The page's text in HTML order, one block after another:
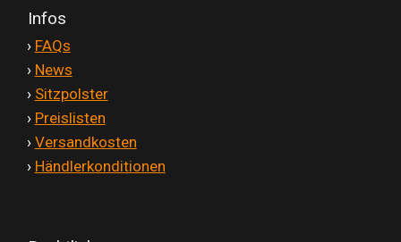
Infos
› FAQs
› News
› Sitzpolster
› Preislisten
› Versandkosten
› Händlerkonditionen